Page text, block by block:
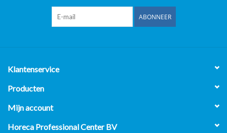
ABONNEER
Klantenservice
Producten
Mijn account
Horeca Professional Center BV